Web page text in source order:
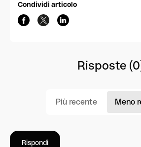
Condividi articolo
Risposte
Più recente Meno
Rispondi